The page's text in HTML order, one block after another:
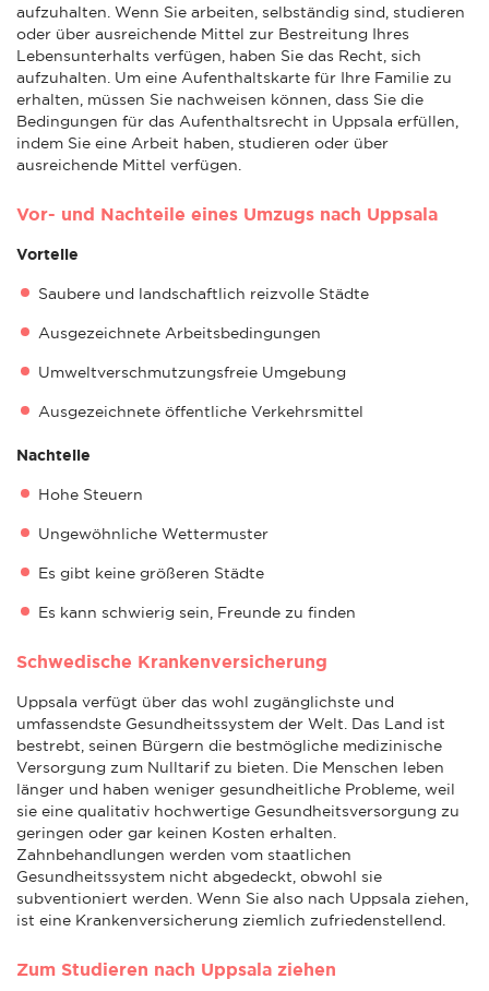
aufzuhalten. Wenn Sie arbeiten, selbständig sind, studieren
oder über ausreichende Mittel zur Bestreitung Ihres
Lebensunterhalts verfügen, haben Sie das Recht, sich
aufzuhalten. Um eine Aufenthaltskarte für Ihre Familie zu
erhalten, müssen Sie nachweisen können, dass Sie die
Bedingungen für das Aufenthaltsrecht in Uppsala erfüllen,
indem Sie eine Arbeit haben, studieren oder über
ausreichende Mittel verfügen.
Vor- und Nachteile eines Umzugs nach Uppsala
Vorteile
Saubere und landschaftlich reizvolle Städte
Ausgezeichnete Arbeitsbedingungen
Umweltverschmutzungsfreie Umgebung
Ausgezeichnete öffentliche Verkehrsmittel
Nachteile
Hohe Steuern
Ungewöhnliche Wettermuster
Es gibt keine größeren Städte
Es kann schwierig sein, Freunde zu finden
Schwedische Krankenversicherung
Uppsala verfügt über das wohl zugänglichste und
umfassendste Gesundheitssystem der Welt. Das Land ist
bestrebt, seinen Bürgern die bestmögliche medizinische
Versorgung zum Nulltarif zu bieten. Die Menschen leben
länger und haben weniger gesundheitliche Probleme, weil
sie eine qualitativ hochwertige Gesundheitsversorgung zu
geringen oder gar keinen Kosten erhalten.
Zahnbehandlungen werden vom staatlichen
Gesundheitssystem nicht abgedeckt, obwohl sie
subventioniert werden. Wenn Sie also nach Uppsala ziehen,
ist eine Krankenversicherung ziemlich zufriedenstellend.
Zum Studieren nach Uppsala ziehen